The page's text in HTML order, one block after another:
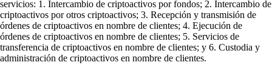
servicios: 1. Intercambio de criptoactivos por fondos; 2. Intercambio de
criptoactivos por otros criptoactivos; 3. Recepción y transmisión de
órdenes de criptoactivos en nombre de clientes; 4. Ejecución de
órdenes de criptoactivos en nombre de clientes; 5. Servicios de
transferencia de criptoactivos en nombre de clientes; y 6. Custodia y
administración de criptoactivos en nombre de clientes.